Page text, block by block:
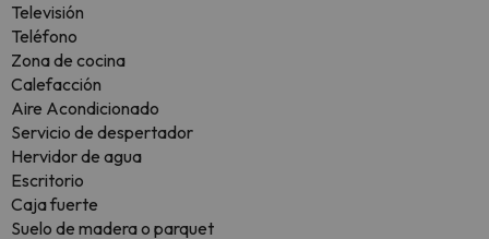
Televisión
Teléfono
Zona de cocina
Calefacción
Aire Acondicionado
Servicio de despertador
Hervidor de agua
Escritorio
Caja fuerte
Suelo de madera o parquet